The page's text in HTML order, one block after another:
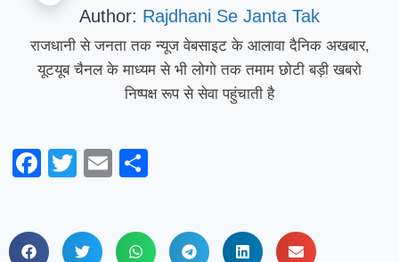
Author: Rajdhani Se Janta Tak
राजधानी से जनता तक न्यूज वेबसाइट के आलावा दैनिक अखबार,
यूटयूब चैनल के माध्यम से भी लोगो तक तमाम छोटी बड़ी खबरो
निष्पक्ष रूप से सेवा पहुंचाती है
Facebook
TwitterEmail